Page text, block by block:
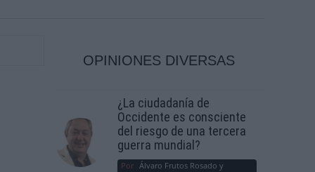
OPINIONES DIVERSAS
¿La ciudadanía de
Occidente es consciente
del riesgo de una tercera
guerra mundial?
Por Álvaro Frutos Rosado y